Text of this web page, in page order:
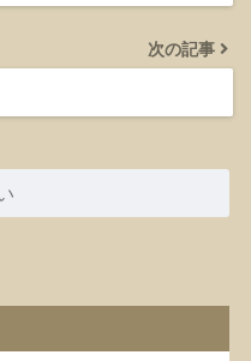
次の記事